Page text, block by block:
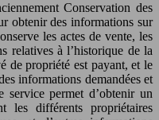
Conservation des
obtenir des informations sur
les actes de vente, les
relatives à l’historique de la
de propriété est payant, et le
informations demandées et
permet d’obtenir un
les différents propriétaires